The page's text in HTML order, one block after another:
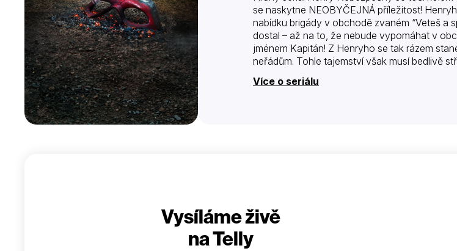
se naskytne NEOBYČEJNÁ příležitost!
nabídku brigády v obchodě zvaném “Veteš a
dostal – až na to, že nebude vypomáhat v
jménem Kapitán! Z Henryho se tak rázem
neřádům. Tohle tajemství však musí bedlivě
Více o seriálu
Vysíláme živě
na Telly